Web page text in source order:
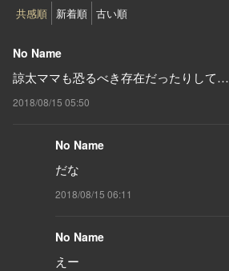
共感順 新着順 古い順
No Name
諒太ママも恐るべき存在だったりして…
2018/08/15 05:50
No Name
だな
2018/08/15 06:11
No Name
えー